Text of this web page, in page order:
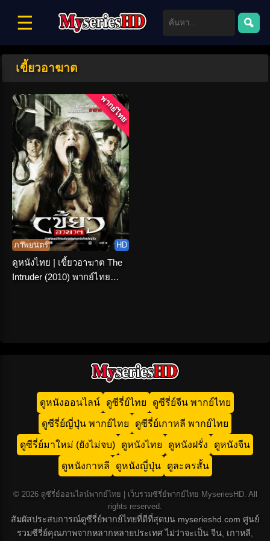
☰
เขี้ยวอาฆาต
ภาพยนตร์ HD
พากย์ไทย
ดูหนังไทย | เขี้ยวอาฆาต The
Intruder (2010) พากย์ไทย
ดูหนังออนไลน์ ดูซีรี่ย์ไทย ดูซีรี่ย์จีน พากย์ไทย
ดูซีรี่ย์ญี่ปุ่น พากย์ไทย ดูซีรี่ย์เกาหลี พากย์ไทย
ดูซีรี่ย์มาใหม่ (ยังไม่จบ) ดูหนังไทย ดูหนังฝรั่ง ดูหนังจีน
ดูหนังกาหลี ดูหนังญี่ปุ่น ดูละครสั้น
© 2026 ดูซีรี่ย์ออนไลน์พากย์ไทย | เว็บรวมซีรี่ย์พากย์ไทย MyseriesHD. All
rights reserved.
สัมผัสประสบการณ์ดูซีรี่ย์พากย์ไทยที่ดีที่สุดบน myserieshd.com ศูนย์
รวมซีรี่ย์คุณภาพจากหลากหลายประเทศ ไม่ว่าจะเป็น จีน, เกาหลี,